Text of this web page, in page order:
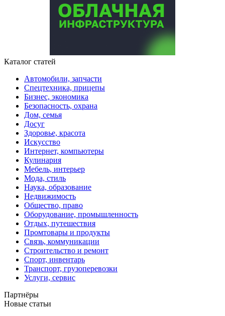
Каталог статей
Автомобили, запчасти
Спецтехника, прицепы
Бизнес, экономика
Безопасность, охрана
Дом, семья
Досуг
Здоровье, красота
Искусство
Интернет, компьютеры
Кулинария
Мебель, интерьер
Мода, стиль
Наука, образование
Недвижимость
Общество, право
Оборудование, промышленность
Отдых, путешествия
Промтовары и продукты
Связь, коммуникации
Строительство и ремонт
Спорт, инвентарь
Транспорт, грузоперевозки
Услуги, сервис
Партнёры
Новые статьи